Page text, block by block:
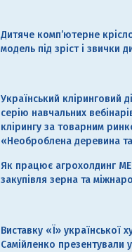
Дитяче комп’ютерне
модель під зріст і звички
Український кліринговий
серію навчальних
клірингу за товарним
«Необроблена деревина
Як працює агрохолдинг
закупівля зерна та
Виставку «Ї» української
Самійленко презентували